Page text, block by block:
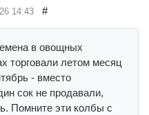
14:43 #
в овощных
торговали летом месяц
- вместо
сок не продавали,
Помните эти колбы с